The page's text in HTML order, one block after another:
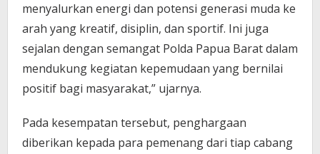
menyalurkan energi dan potensi generasi muda ke
arah yang kreatif, disiplin, dan sportif. Ini juga
sejalan dengan semangat Polda Papua Barat dalam
mendukung kegiatan kepemudaan yang bernilai
positif bagi masyarakat,” ujarnya.
Pada kesempatan tersebut, penghargaan
diberikan kepada para pemenang dari tiap cabang